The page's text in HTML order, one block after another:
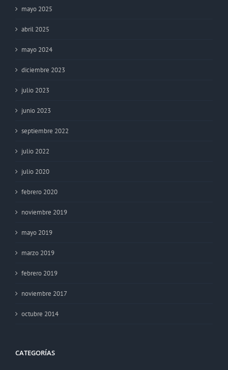
mayo 2025
abril 2025
mayo 2024
diciembre 2023
julio 2023
junio 2023
septiembre 2022
julio 2022
julio 2020
febrero 2020
noviembre 2019
mayo 2019
marzo 2019
febrero 2019
noviembre 2017
octubre 2014
CATEGORÍAS